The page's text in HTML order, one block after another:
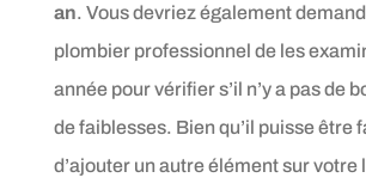
an. Vous devriez également
plombier professionnel de les
année pour vérifier s’il n’y a pas de
de faiblesses. Bien qu’il puisse être
d’ajouter un autre élément sur votre